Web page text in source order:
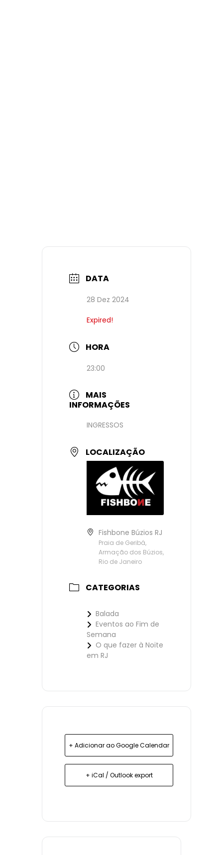
DATA
28 Dez 2024
Expired!
HORA
23:00
MAIS
INFORMAÇÕES
INGRESSOS
LOCALIZAÇÃO
Fishbone Búzios RJ
Praia de Geribá,
Armação dos Búzios,
Rio de Janeiro
CATEGORIAS
Balada
Eventos ao Fim de
Semana
O que fazer à Noite
em RJ
+ Adicionar ao Google Calendar
+ iCal / Outlook export